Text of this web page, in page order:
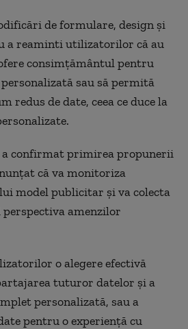
de formulare, design şi
a reaminti utilizatorilor că au
consimţământul pentru
sau să permită
redus de date, ceea ce duce la
a confirmat primirea propunerii
că va monitoriza
model publicitar şi va colecta
amenzilor
o alegere efectivă
tuturor datelor şi a
personalizată, sau a
pentru o experienţă cu